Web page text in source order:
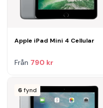
Apple iPad Mini 4 Cellular
Från 790 kr
6 fynd